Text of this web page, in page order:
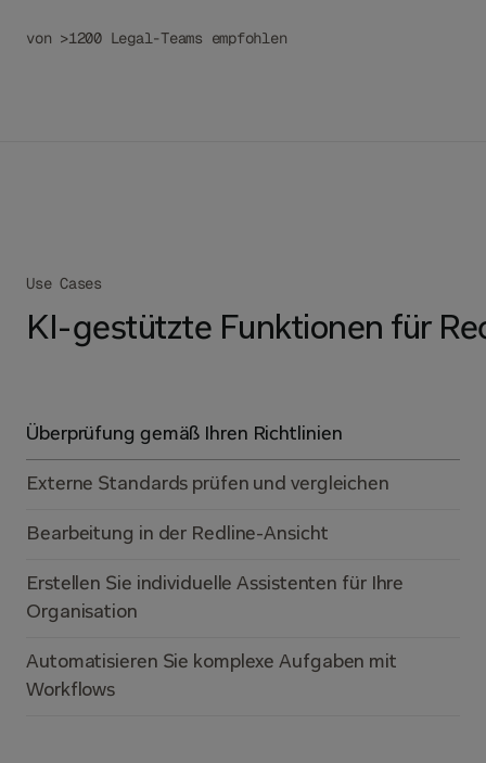
von >1200 Legal-Teams empfohlen
Use Cases
KI-gestützte Funktionen für
Überprüfung gemäß Ihren Richtlinien
Externe Standards prüfen und vergleichen
Bearbeitung in der Redline-Ansicht
Erstellen Sie individuelle Assistenten für Ihre
Organisation
Automatisieren Sie komplexe Aufgaben mit
Workflows